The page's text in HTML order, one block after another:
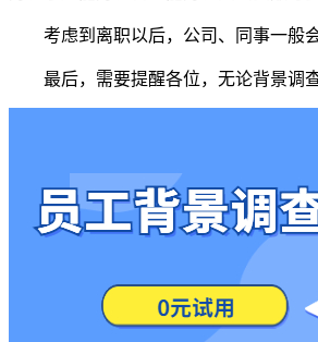
考虑到离职以后，公司、同事一般
最后，需要提醒各位，无论背景调